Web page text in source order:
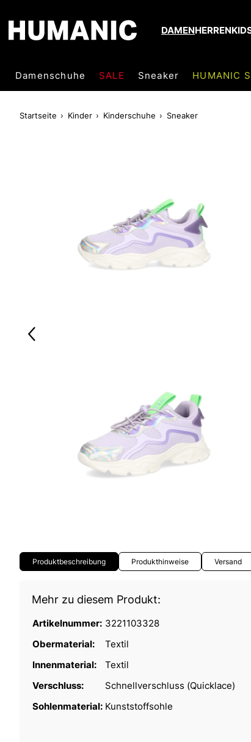
DAMENHERREN
Damenschuhe SALE Sneaker HUMANIC
Startseite Kinder Kinderschuhe Sneaker
Produktbeschreibung Produkthinweise Versand
Mehr zu diesem Produkt:
Artikelnummer: 3221103328
Obermaterial:
Textil
Innenmaterial:
Textil
Verschluss:
Schnellverschluss (Quicklace)
Sohlenmaterial: Kunststoffsohle